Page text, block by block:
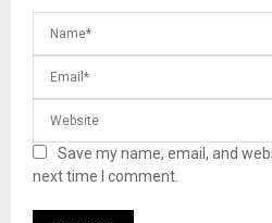
Save my name, email, and
next time I comment.